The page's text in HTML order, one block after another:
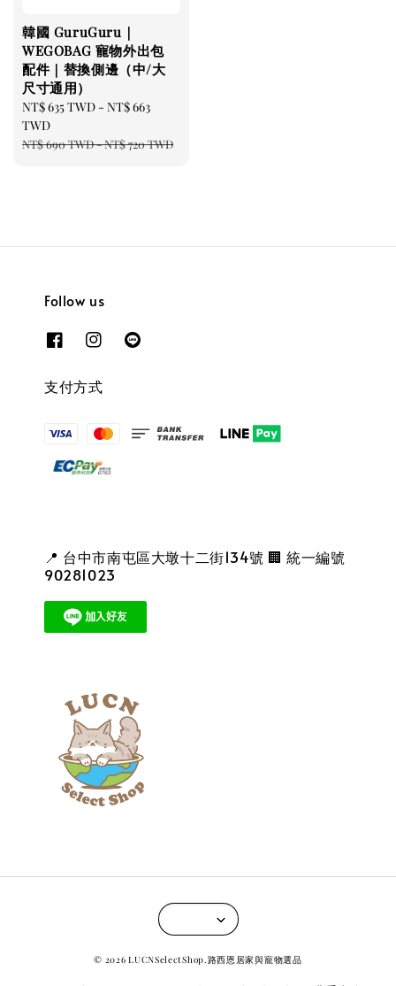
韓國 GuruGuru｜
WEGOBAG 寵物外出包
配件｜替換側邊（中/大
尺寸通用）
Sale
price
NT$ 635 TWD - NT$ 663
TWD
Regular
NT$ 690 TWD-NT$ 720 TWD
Follow us
支付方式
📍 台中市南屯區大墩十二街134號 🏢 統一編號
90281023
© 2026 LUCNSelectShop.路西恩居家與寵物選品